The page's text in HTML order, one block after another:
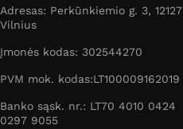
Adresas: Perkūnkiemio g. 3, 12127
Vilnius
Įmonės kodas: 302544270
PVM mok. kodas:LT100009162019
Banko sąsk. nr.: LT70 4010 0424
0297 9055